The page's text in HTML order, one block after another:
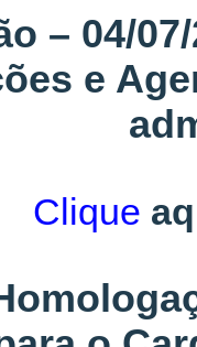
de
de
– 04/
e
Clique